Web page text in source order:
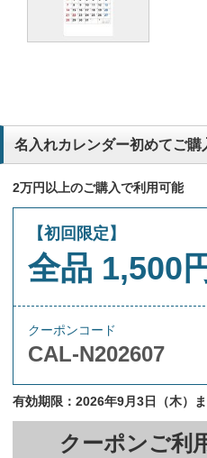
名入れカレンダー初めてご購
2万円以上のご購入で利用可能
【初回限定】
全品 1,500
クーポンコード
CAL-N202607
有効期限：2026年9月3日（木）
クーポンご利